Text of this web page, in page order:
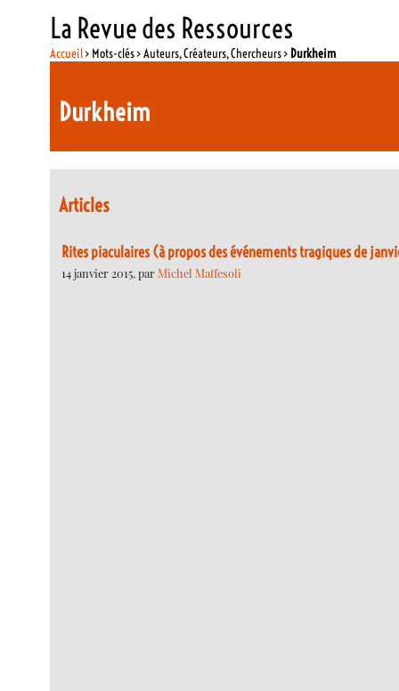
La Revue des Ressources
Accueil> Mots-clés > Auteurs, Créateurs, Chercheurs > Durkheim
Durkheim
Articles
Rites piaculaires (à propos des événements tragiques de
14 janvier 2015, parMichel Maffesoli